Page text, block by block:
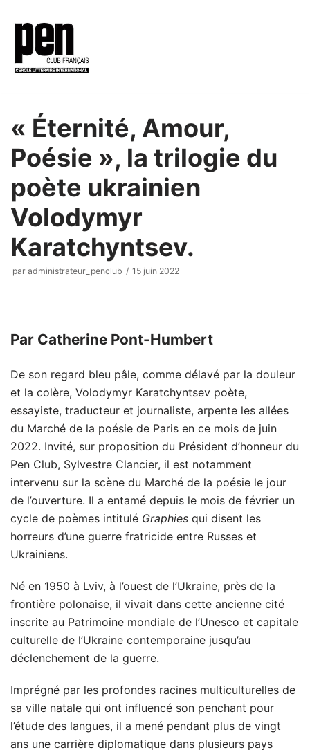
au
contenu
« Éternité, Amour,
Poésie », la trilogie du
poète ukrainien
Volodymyr
Karatchyntsev.
par administrateur_penclub 15 juin 2022
Par Catherine Pont-Humbert
De son regard bleu pâle, comme délavé par la douleur
et la colère, Volodymyr Karatchyntsev poète,
essayiste, traducteur et journaliste, arpente les allées
du Marché de la poésie de Paris en ce mois de juin
2022. Invité, sur proposition du Président d’honneur du
Pen Club, Sylvestre Clancier, il est notamment
intervenu sur la scène du Marché de la poésie le jour
de l’ouverture. Il a entamé depuis le mois de février un
cycle de poèmes intitulé Graphies qui disent les
horreurs d’une guerre fratricide entre Russes et
Ukrainiens.
Né en 1950 à Lviv, à l’ouest de l’Ukraine, près de la
frontière polonaise, il vivait dans cette ancienne cité
inscrite au Patrimoine mondiale de l’Unesco et capitale
culturelle de l’Ukraine contemporaine jusqu’au
déclenchement de la guerre.
Imprégné par les profondes racines multiculturelles de
sa ville natale qui ont influencé son penchant pour
l’étude des langues, il a mené pendant plus de vingt
ans une carrière diplomatique dans plusieurs pays